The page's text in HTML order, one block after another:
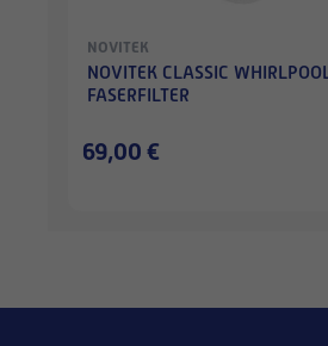
NOVITEK
NOVITEK CLASSIC
FASERFILTER
69,00 €